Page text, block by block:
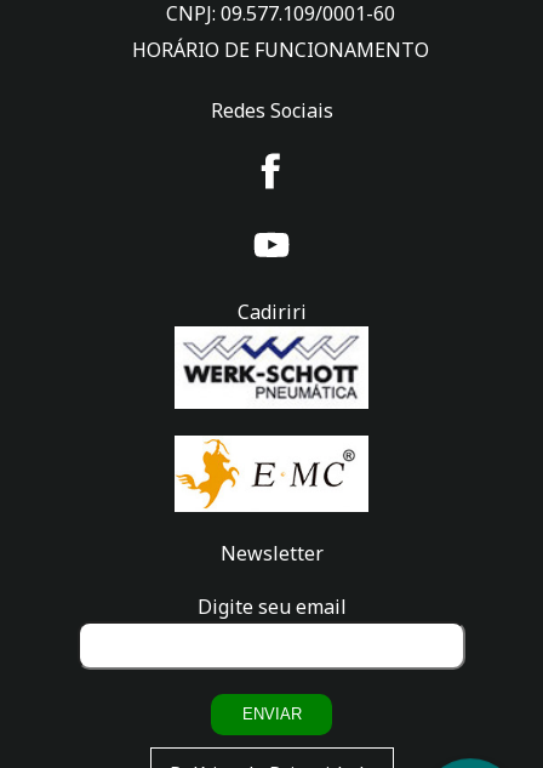
CNPJ: 09.577.109/0001-60
HORÁRIO DE FUNCIONAMENTO
Redes Sociais
Cadiriri
Newsletter
Digite seu email
ENVIAR